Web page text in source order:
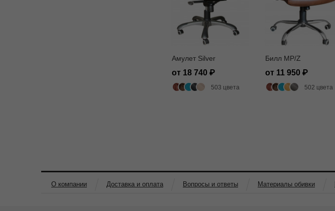
Амулет Silver
от 18 740
503 цвета
Билл MP/Z
от 11 950
502 цвета
О компании Доставка и оплата Вопросы и ответы Материалы обивки